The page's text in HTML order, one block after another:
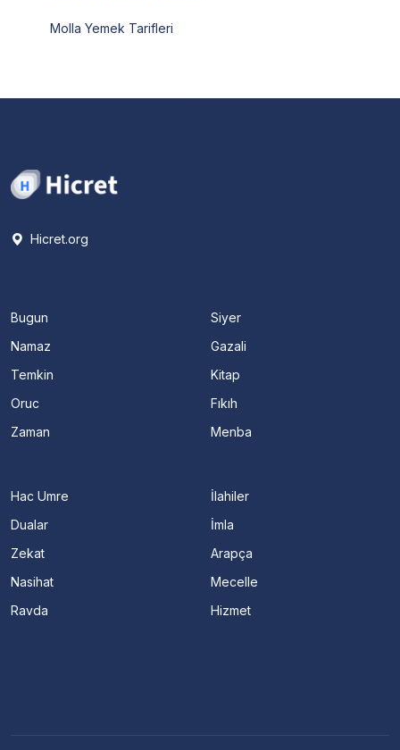
Molla Yemek Tarifleri
Hicret.org
Bugun
Namaz
Temkin
Oruc
Zaman
Siyer
Gazali
Kitap
Fıkıh
Menba
Hac Umre
Dualar
Zekat
Nasihat
Ravda
İlahiler
İmla
Arapça
Mecelle
Hizmet